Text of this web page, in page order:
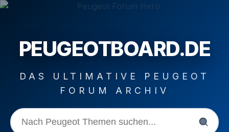
PEUGEOTBOARD.DE
DAS ULTIMATIVE PEUGEOT
FORUM ARCHIV